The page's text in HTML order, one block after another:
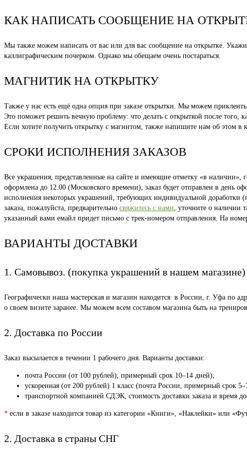
КАК НАПИСАТЬ СООБЩЕНИЕ НА
Мы также можем написать от вас или для вас сообщение на открытке.
каллиграфическим почерком. Однако мы обещаем очень постараться.
МАГНИТИК НА ОТКРЫТКУ
Также у нас есть ещё одна опция при заказе открытки. Мы можем
Это поможет решить вечную проблему: что делать с открыткой после того,
Если хотите получить открытку с магнитом, также напишите нам об этом в
СРОКИ ИСПОЛНЕНИЯ ЗАКАЗОВ
Все украшения, представленные на сайте и имеющие отметку «в наличии»,
оформлена до 12.00 (Московского времени), заказ будет отправлен в день
исполнения некоторых украшений, требующих индивидуальной доработки
заказа, пожалуйста, предварительно свяжитесь с нами, уточните о наличии
указанный вами емайл придет письмо с трек-номером отправления. На
ВАРИАНТЫ ДОСТАВКИ
1. Самовывоз. (покупка украшений в нашем магазине)
Географически наша мастерская и магазин находится в России, г. Уфа по
о своем визите заранее. Мы можем всем составом магазина быть на
2. Доставка по России
Заказ высылается в течении 1 рабочего дня. Варианты доставки:
почта России (от 100 рублей), примерный срок 10–14 дней);
ускоренная (от 200 рублей) 1 класс (почта России, примерный срок
транспортной компанией СДЭК, стоимость доставки заказа и время
* если в заказе находится товар из категории «Книги», «Наклейки» или
2. Доставка в страны СНГ